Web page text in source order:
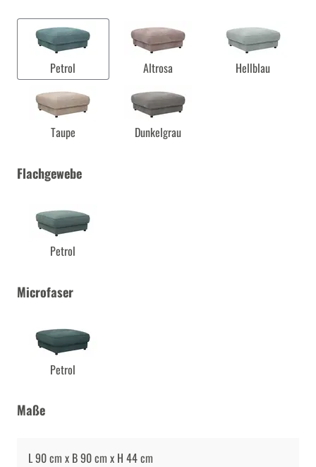
Petrol Altrosa Hellblau
Taupe Dunkelgrau
Flachgewebe
Petrol
Microfaser
Petrol
Maße
L 90 cm x B 90 cm x H 44 cm